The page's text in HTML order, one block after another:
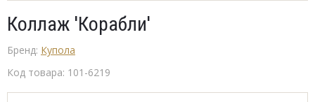
Коллаж 'Корабли'
Бренд: Купола
Код товара: 101-6219